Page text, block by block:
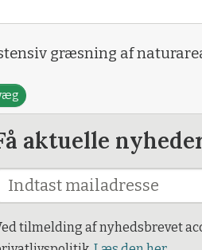
græsning af
aktuelle
tilmelding af nyhedsbrevet